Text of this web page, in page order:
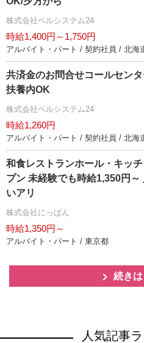
株式会社ベルシステム24
時給1,400円～1,750円
アルバイト・パート / 契約社員 / 北海
共済金のお問合せコールセン
扶養内OK
株式会社ベルシステム24
時給1,260円
アルバイト・パート / 契約社員 / 北海
和食レストランホール・キッ
プン 未経験でも時給1,350円
いアリ
株式会社にっぱん
時給1,350円～
アルバイト・パート / 東京都
続き
人気記事